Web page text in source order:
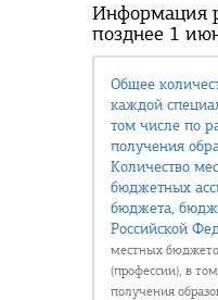
Информация
позднее 1
Общее
каждой
том числе по
получения
Количество
бюджетных
бюджета,
Российской
местных
(профессии), в
получения